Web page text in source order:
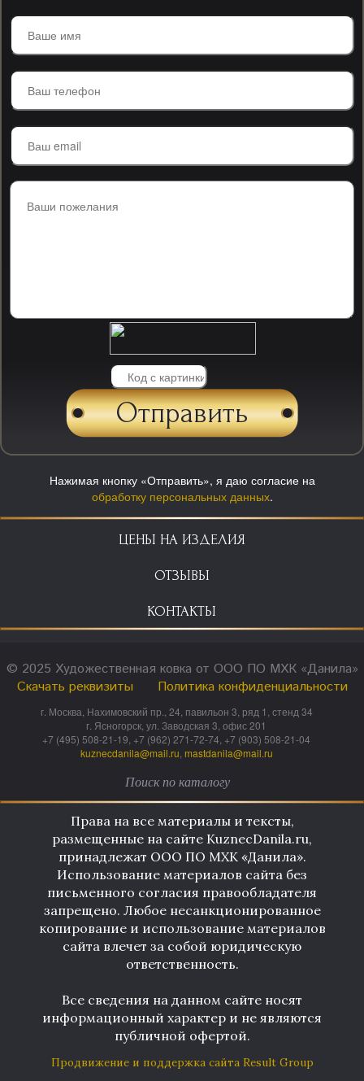
Нажимая кнопку «Отправить», я даю согласие на
обработку персональных данных.
ЦЕНЫ НА ИЗДЕЛИЯ
ОТЗЫВЫ
КОНТАКТЫ
© 2025 Художественная ковка от ООО ПО МХК «Данила»
Скачать реквизиты
Политика конфиденциальности
г. Москва, Нахимовский пр., 24, павильон 3, ряд 1, стенд 34
г. Ясногорск, ул. Заводская 3, офис 201
+7 (495) 508-21-19, +7 (962) 271-72-74, +7 (903) 508-21-04
kuznecdanila@mail.ru mastdanila@mail.ru
Права на все материалы и тексты,
размещенные на сайте KuznecDanila.ru,
принадлежат ООО ПО МХК «Данила».
Использование материалов сайта без
письменного согласия правообладателя
запрещено. Любое несанкционированное
копирование и использование материалов
сайта влечет за собой юридическую
ответственность.
Все сведения на данном сайте носят
информационный характер и не являются
публичной офертой.
Продвижение и поддержка сайта Result Group